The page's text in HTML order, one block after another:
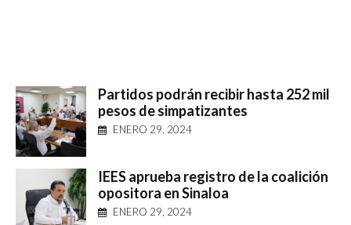
Partidos podrán recibir hasta 252 mil
pesos de simpatizantes
ENERO 29, 2024
IEES aprueba registro de la coalición
opositora en Sinaloa
ENERO 29, 2024